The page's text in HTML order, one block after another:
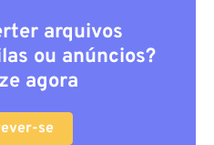
arquivos
ou anúncios?
agora
se